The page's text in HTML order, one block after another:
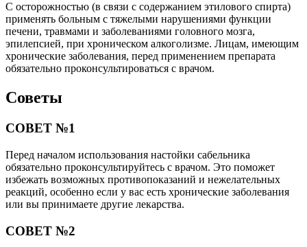
С осторожностью (в связи с содержанием этилового спирта)
применять больным с тяжелыми нарушениями функции
печени, травмами и заболеваниями головного мозга,
эпилепсией, при хроническом алкоголизме. Лицам, имеющим
хронические заболевания, перед применением препарата
обязательно проконсультироваться с врачом.
Советы
СОВЕТ №1
Перед началом использования настойки сабельника
обязательно проконсультируйтесь с врачом. Это поможет
избежать возможных противопоказаний и нежелательных
реакций, особенно если у вас есть хронические заболевания
или вы принимаете другие лекарства.
СОВЕТ №2